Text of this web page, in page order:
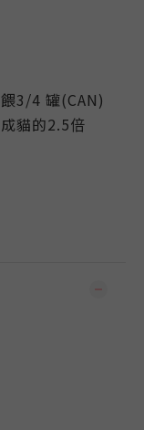
3/4 罐(CAN)
貓的2.5倍